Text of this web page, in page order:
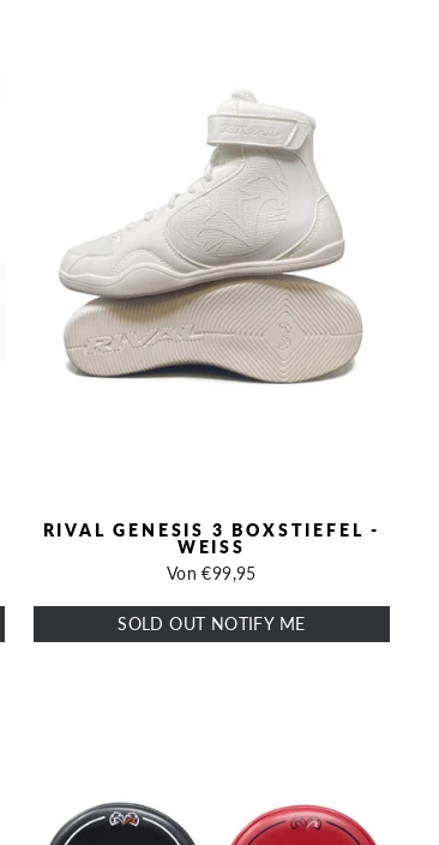
RIVAL GENESIS 3 BOXSTIEFEL -
WEISS
Von €99,95
SOLD OUT NOTIFY ME